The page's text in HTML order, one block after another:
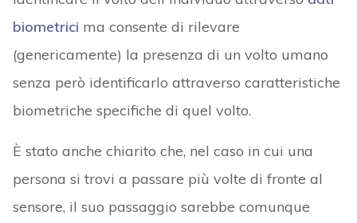
biometrici ma consente di rilevare
(genericamente) la presenza di un volto umano
senza però identificarlo attraverso caratteristiche
biometriche specifiche di quel volto.
È stato anche chiarito che, nel caso in cui una
persona si trovi a passare più volte di fronte al
sensore, il suo passaggio sarebbe comunque